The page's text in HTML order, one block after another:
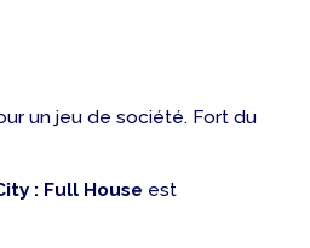
un jeu de société. Fort du
: Full House est